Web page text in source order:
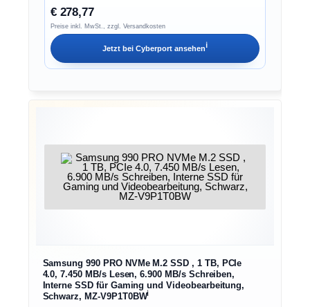
€ 278,77
Preise inkl. MwSt., zzgl. Versandkosten
Jetzt bei Cyberport ansehenℹ︎
Samsung 990 PRO NVMe M.2 SSD , 1 TB, PCIe
4.0, 7.450 MB/s Lesen, 6.900 MB/s Schreiben,
Interne SSD für Gaming und Videobearbeitung,
Schwarz, MZ-V9P1T0BWℹ︎